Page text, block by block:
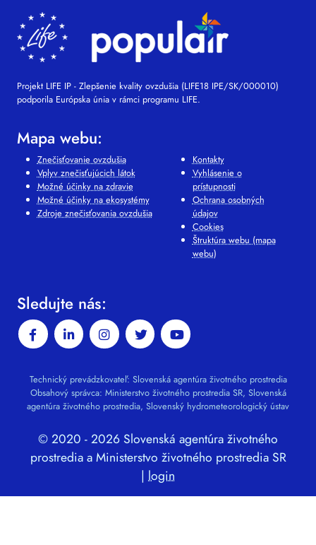
Projekt LIFE IP - Zlepšenie kvality ovzdušia (LIFE18 IPE/SK/000010)
podporila Európska únia v rámci programu LIFE.
Mapa webu:
Znečisťovanie ovzdušia
Vplyv znečisťujúcich látok
Možné účinky na zdravie
Možné účinky na ekosystémy
Zdroje znečisťovania ovzdušia
Kontakty
Vyhlásenie o
prístupnosti
Ochrana osobných
údajov
Cookies
Štruktúra webu (mapa
webu)
Sledujte nás:
Technický prevádzkovateľ: Slovenská agentúra životného prostredia
Obsahový správca: Ministerstvo životného prostredia SR, Slovenská
agentúra životného prostredia, Slovenský hydrometeorologický ústav
© 2020 - 2026 Slovenská agentúra životného
prostredia a Ministerstvo životného prostredia SR
| login